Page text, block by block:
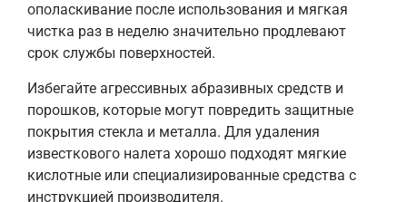
ополаскивание после использования и мягкая
чистка раз в неделю значительно продлевают
срок службы поверхностей.
Избегайте агрессивных абразивных средств и
порошков, которые могут повредить защитные
покрытия стекла и металла. Для удаления
известкового налета хорошо подходят мягкие
кислотные или специализированные средства с
инструкцией производителя.